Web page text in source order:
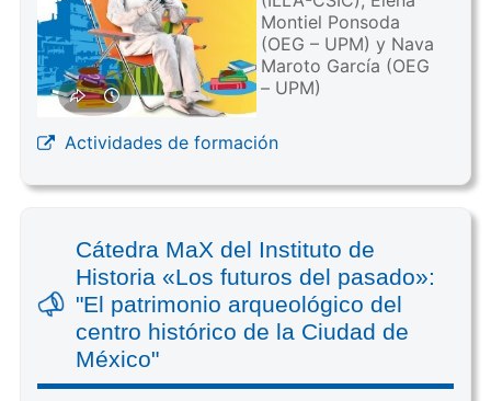
Montiel Ponsoda
(OEG – UPM) y Nava
Maroto García (OEG
– UPM)
Actividades de formación
Cátedra MaX del Instituto de
Historia «Los futuros del pasado»:
"El patrimonio arqueológico del
centro histórico de la Ciudad de
México"